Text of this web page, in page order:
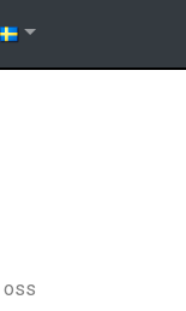
oss